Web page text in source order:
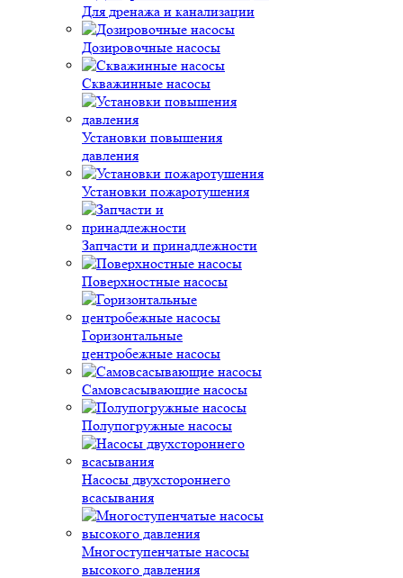
Для дренажа и канализации
Дозировочные насосы
Скважинные насосы
Установки повышения
давления
Установки пожаротушения
Запчасти и принадлежности
Поверхностные насосы
Горизонтальные
центробежные насосы
Самовсасывающие насосы
Полупогружные насосы
Насосы двухстороннего
всасывания
Многоступенчатые насосы
высокого давления